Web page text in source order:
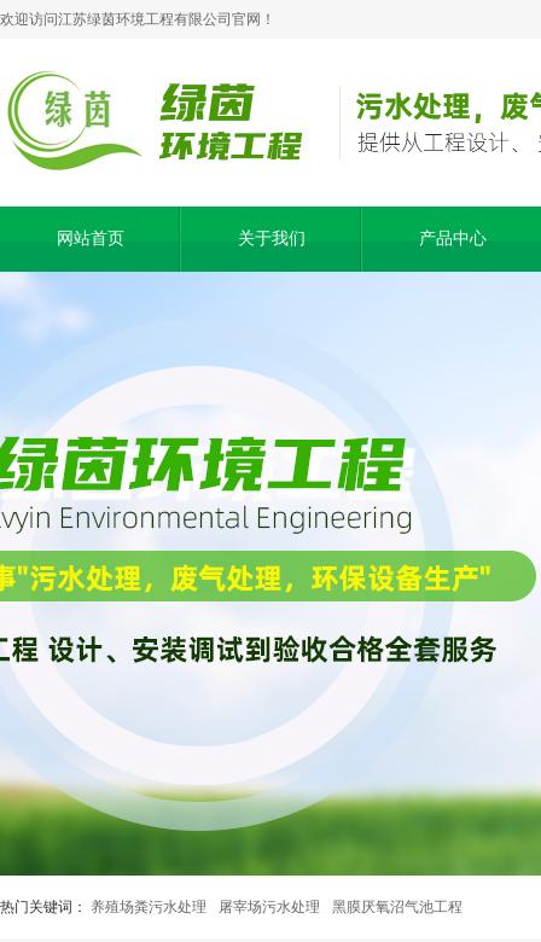
欢迎访问江苏绿茵环境工程有限公司官网！
网站首页 关于我们 产品中心
热门关键词： 养殖场粪污水处理 屠宰场污水处理 黑膜厌氧沼气池工程